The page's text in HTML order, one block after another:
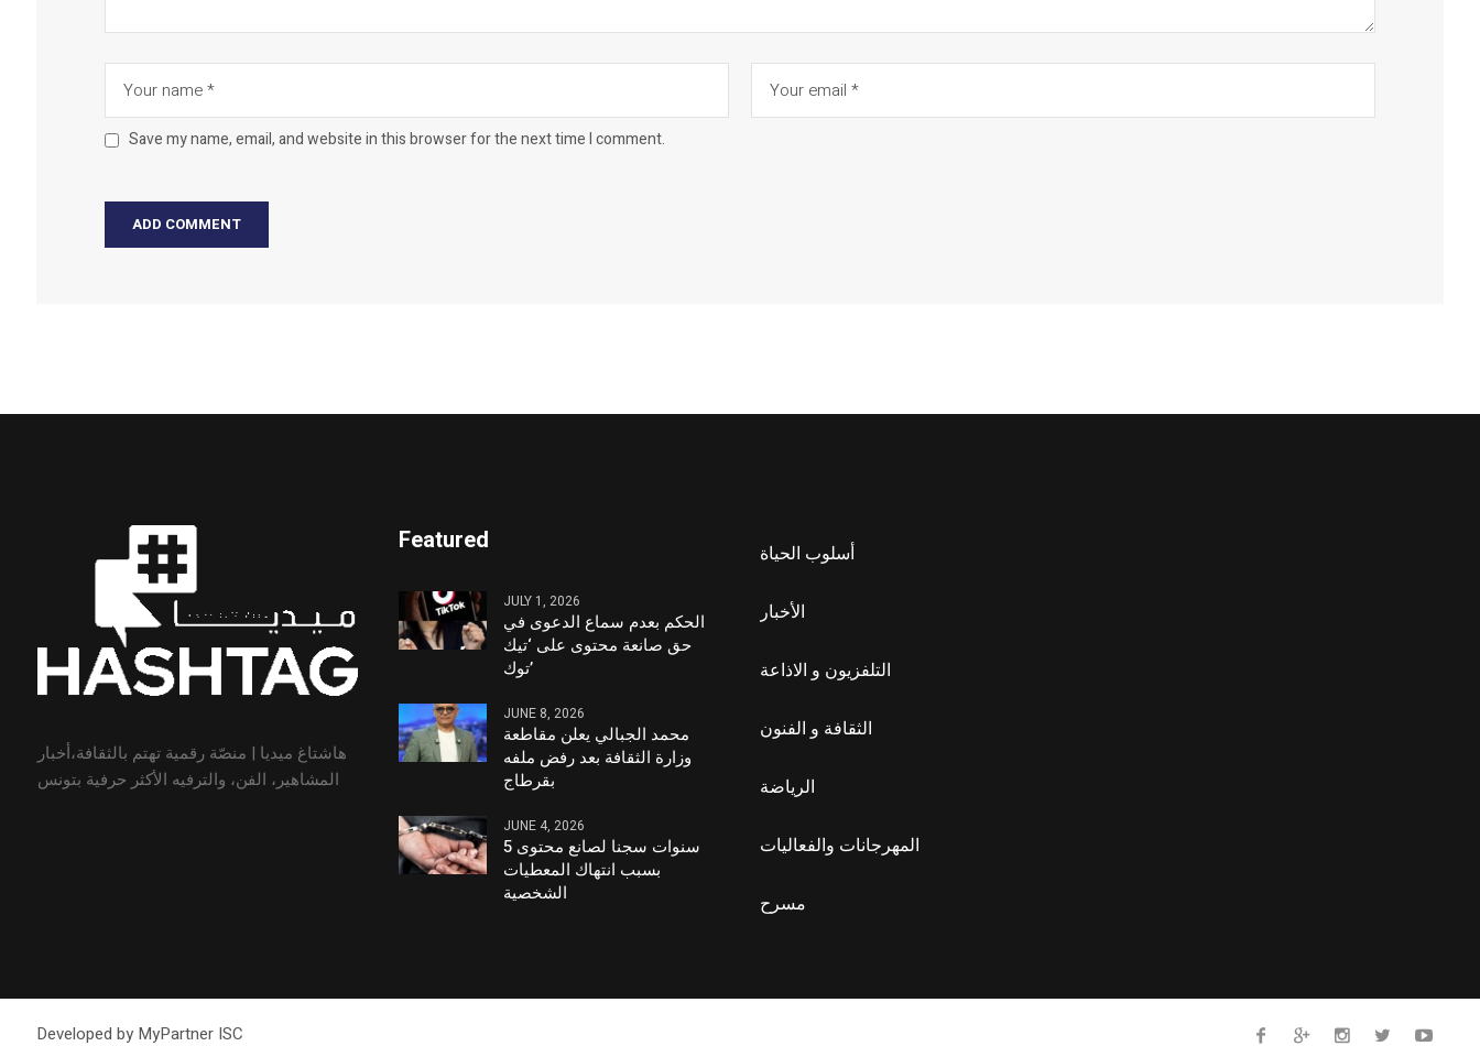
Save my name, email, and website in this browser for the next time I comment.
هاشتاغ ميديا | منصّة رقمية تهتم بالثقافة،أخبار
المشاهير، الفن، والترفيه الأكثر حرفية بتونس
Featured
JULY 1, 2026
الحكم بعدم سماع الدعوى في
حق صانعة محتوى على ‘تيك
توك’
JUNE 8, 2026
محمد الجبالي يعلن مقاطعة
وزارة الثقافة بعد رفض ملفه
بقرطاج
JUNE 4, 2026
5 سنوات سجنا لصانع محتوى
بسبب انتهاك المعطيات
الشخصية
أسلوب الحياة
الأخبار
التلفزيون و الاذاعة
الثقافة و الفنون
الرياضة
المهرجانات والفعاليات
مسرح
Developed by MyPartner ISC